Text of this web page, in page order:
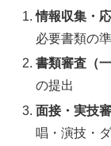
情報収集・
必要書類の
書類審査（
の提出
面接・実技
唱・演技・